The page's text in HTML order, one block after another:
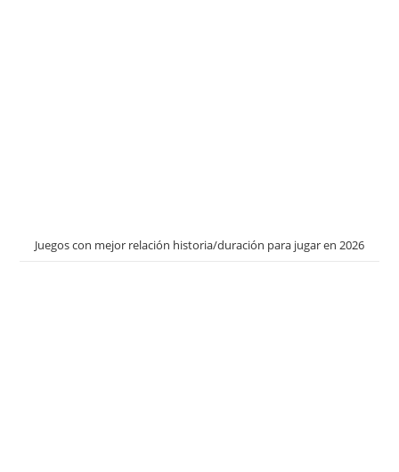
Juegos con mejor relación historia/duración para jugar en 2026